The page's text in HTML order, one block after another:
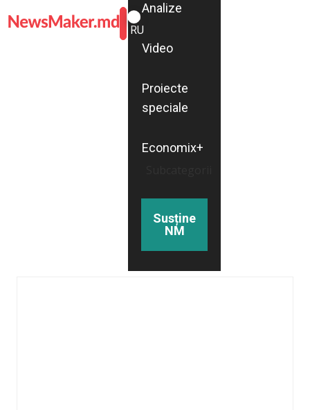
ROMÂNĂ
RU
Analize
Video
Proiecte
speciale
Economix+
Susține
NM